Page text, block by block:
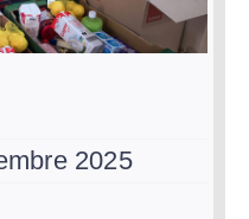
2025